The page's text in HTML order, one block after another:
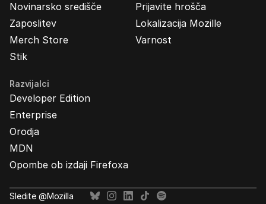
Novinarsko središče
Zaposlitev
Merch Store
Stik
Prijavite hrošča
Lokalizacija Mozille
Varnost
Razvijalci
Developer Edition
Enterprise
Orodja
MDN
Opombe ob izdaji Firefoxa
Sledite @Mozilla